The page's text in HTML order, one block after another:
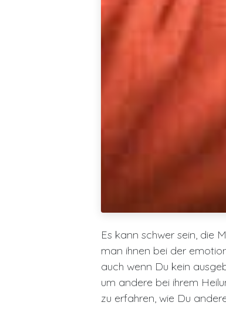
Es kann schwer sein, die
man ihnen bei der
auch wenn Du kein
um andere bei ihrem
zu erfahren, wie Du